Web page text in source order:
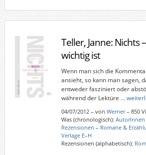
Teller, Janne: Nichts
wichtig ist
Wenn man sich die
ansieht, so kann man sagen,
entweder fasziniert oder
während der Lektüre …
04/07/2012– von Werner– 850
Was (chronologisch): AutorInnen
Rezensionen – Romane &
Verlage E–H
Rezensionen (alphabetisch):